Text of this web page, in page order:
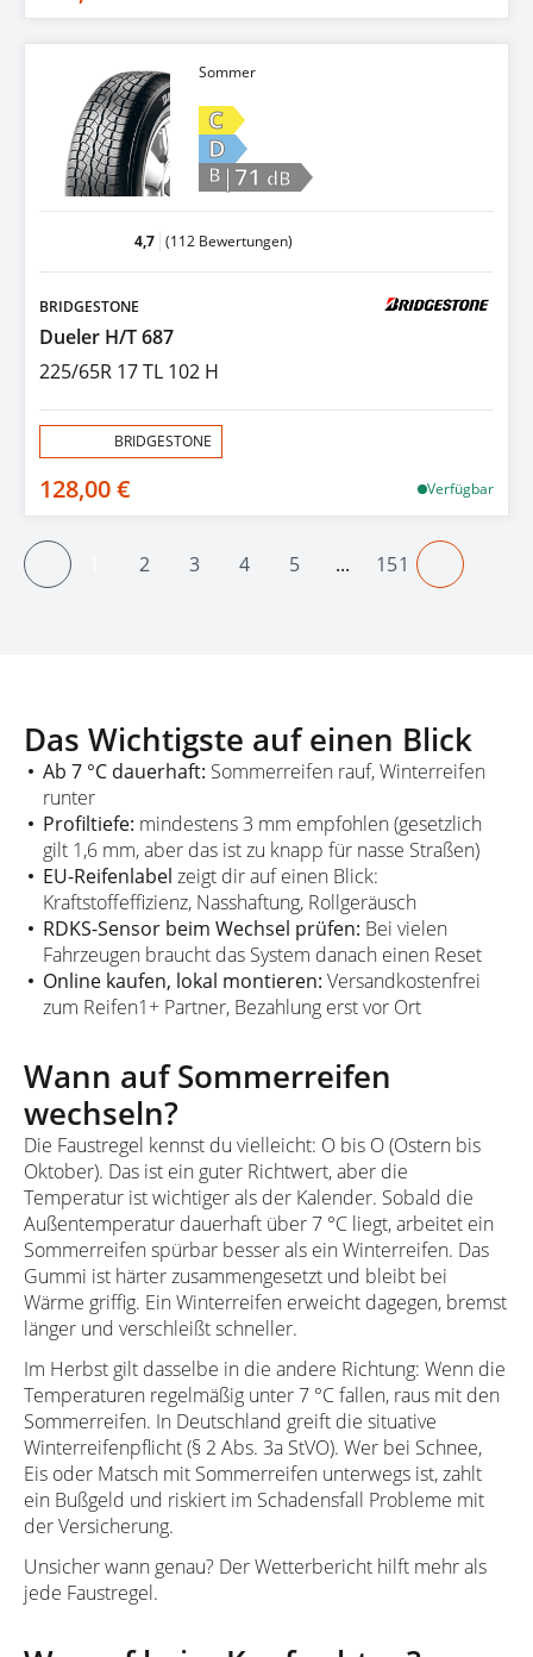
Sommer
C
D
B |71 dB
4,7 (112 Bewertungen)
BRIDGESTONE
Dueler H/T 687
225/65R 17 TL 102 H
BRIDGESTONE
128,00 € Verfügbar
Vorheriger
SeiteSeite
2 Seite
3 Seite
4 Seite
5 ... Seite
151 Näheriger
Das Wichtigste auf einen Blick
Ab 7 °C dauerhaft: Sommerreifen rauf, Winterreifen
runter
Profiltiefe: mindestens 3 mm empfohlen (gesetzlich
gilt 1,6 mm, aber das ist zu knapp für nasse Straßen)
EU-Reifenlabel zeigt dir auf einen Blick:
Kraftstoffeffizienz, Nasshaftung, Rollgeräusch
RDKS-Sensor beim Wechsel prüfen: Bei vielen
Fahrzeugen braucht das System danach einen Reset
Online kaufen, lokal montieren: Versandkostenfrei
zum Reifen1+ Partner, Bezahlung erst vor Ort
Wann auf Sommerreifen
wechseln?
Die Faustregel kennst du vielleicht: O bis O (Ostern bis
Oktober). Das ist ein guter Richtwert, aber die
Temperatur ist wichtiger als der Kalender. Sobald die
Außentemperatur dauerhaft über 7 °C liegt, arbeitet ein
Sommerreifen spürbar besser als ein Winterreifen. Das
Gummi ist härter zusammengesetzt und bleibt bei
Wärme griffig. Ein Winterreifen erweicht dagegen, bremst
länger und verschleißt schneller.
Im Herbst gilt dasselbe in die andere Richtung: Wenn die
Temperaturen regelmäßig unter 7 °C fallen, raus mit den
Sommerreifen. In Deutschland greift die situative
Winterreifenpflicht (§ 2 Abs. 3a StVO). Wer bei Schnee,
Eis oder Matsch mit Sommerreifen unterwegs ist, zahlt
ein Bußgeld und riskiert im Schadensfall Probleme mit
der Versicherung.
Unsicher wann genau? Der Wetterbericht hilft mehr als
jede Faustregel.